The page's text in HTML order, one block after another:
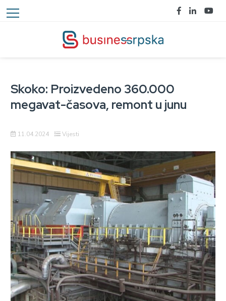
Skoko: Proizvedeno 360.000
megavat-časova, remont u junu
11.04.2024 Vijesti